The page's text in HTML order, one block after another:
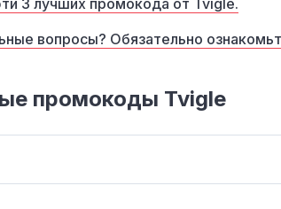
3 лучших промокода от Tvigle.
вопросы? Обязательно
промокоды Tvigle